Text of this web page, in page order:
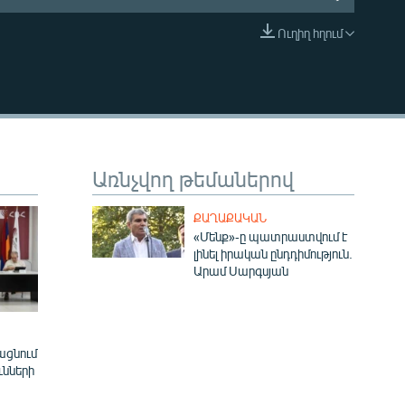
EMBED
Ուղիղ հղում
Առնչվող թեմաներով
ՔԱՂԱՔԱԿԱՆ
«Մենք»-ը պատրաստվում է
լինել իրական ընդդիմություն.
Արամ Սարգսյան